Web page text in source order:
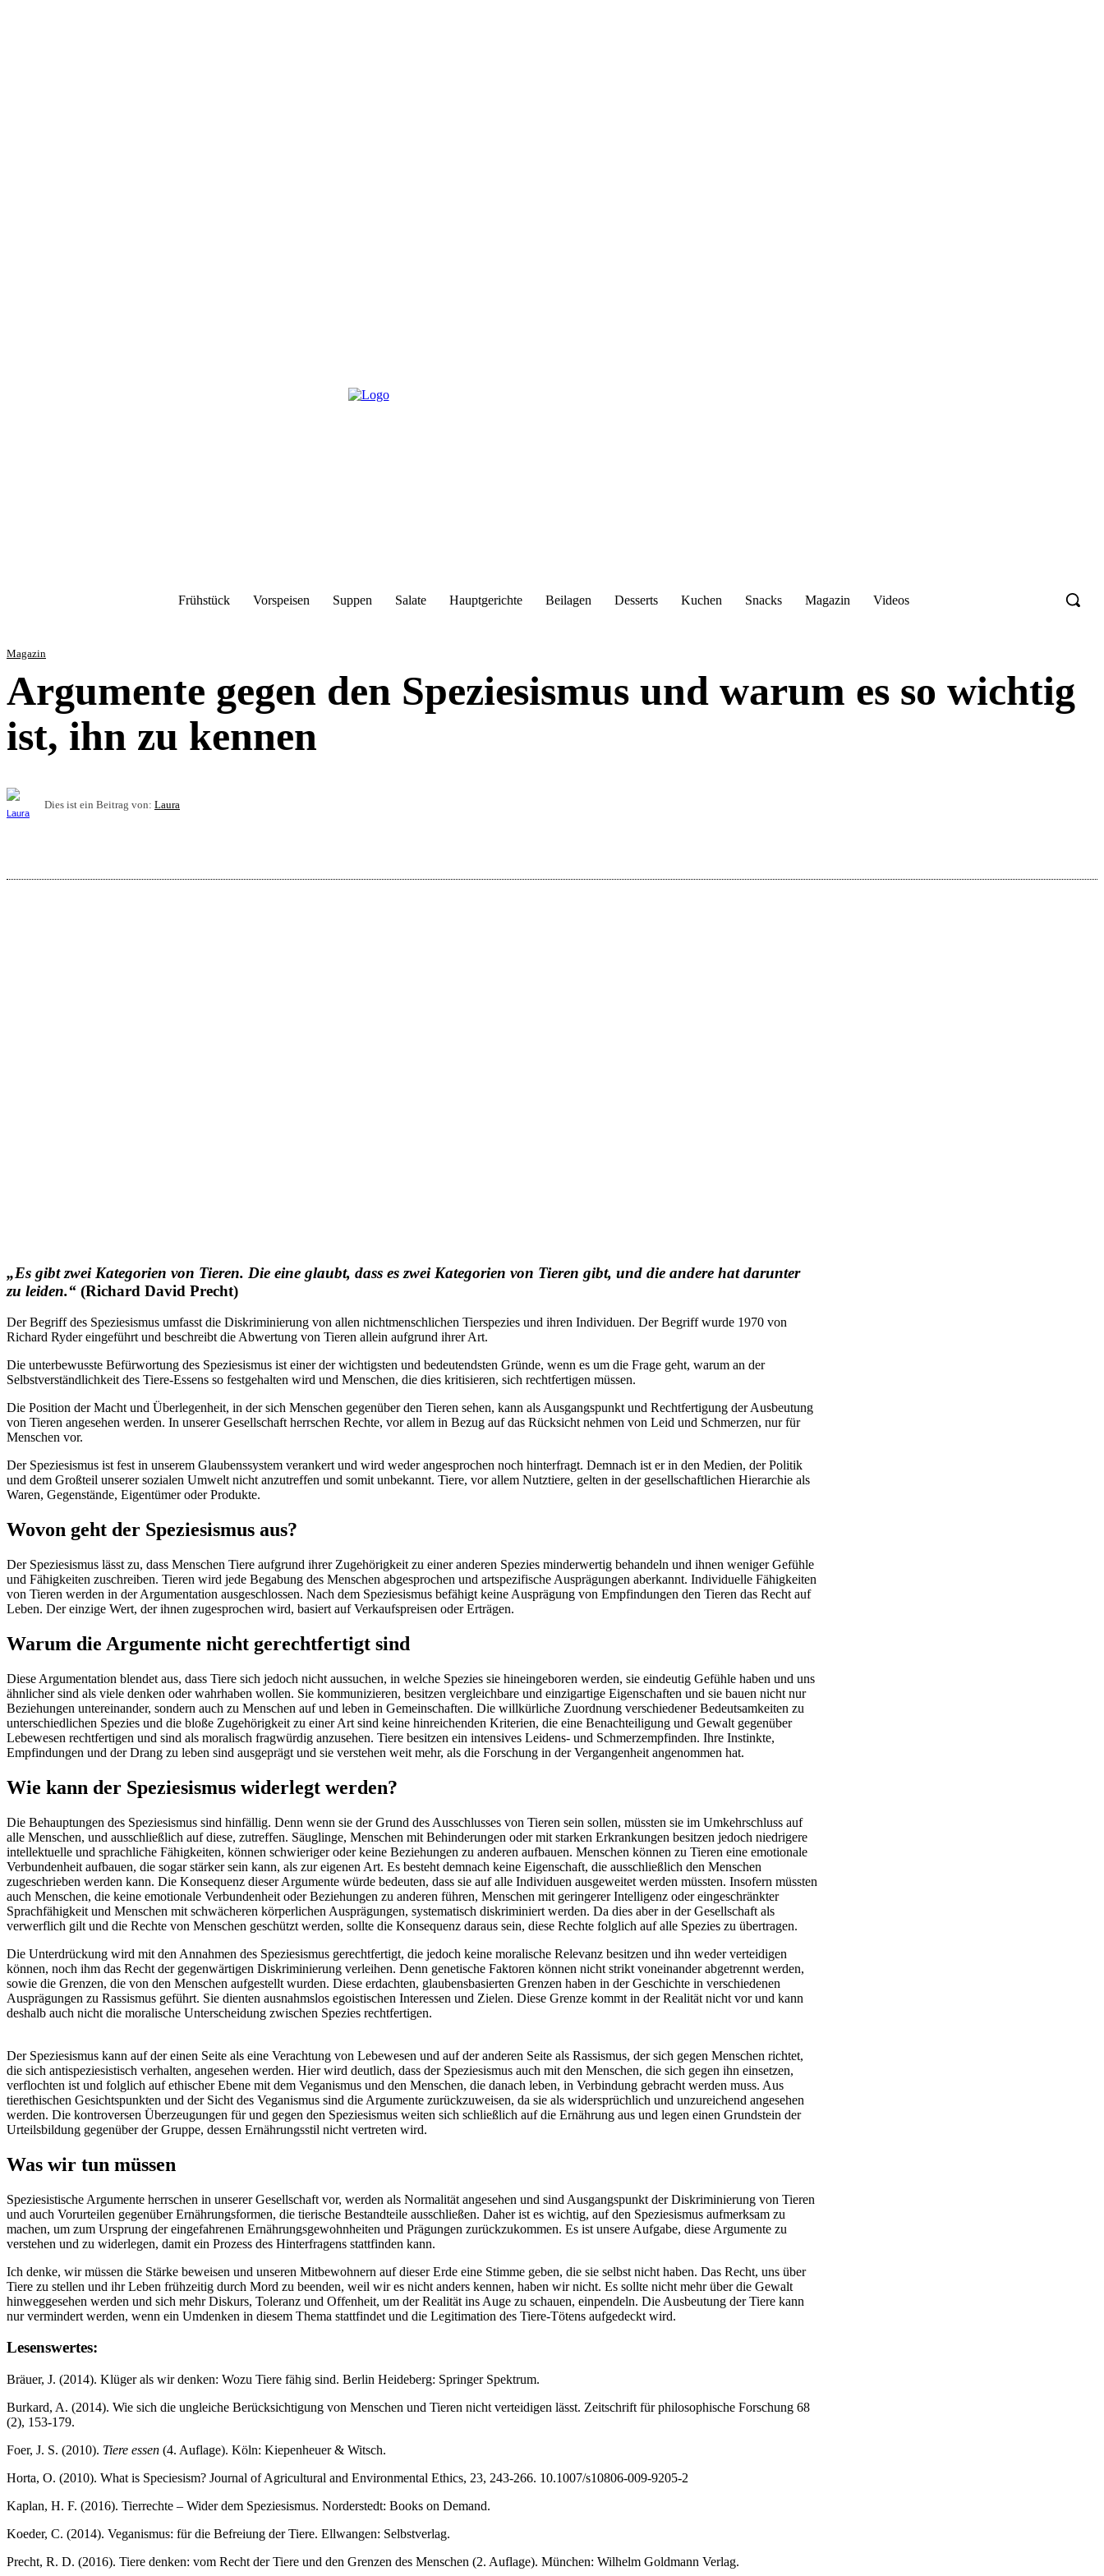
Frühstück Vorspeisen Suppen Salate Hauptgerichte Beilagen Desserts Kuchen Snacks Magazin Videos
Magazin
Argumente gegen den Speziesismus und warum es so wichtig
ist, ihn zu kennen
Dies ist ein Beitrag von: Laura
„Es gibt zwei Kategorien von Tieren. Die eine glaubt, dass es zwei Kategorien von Tieren gibt, und die andere hat darunter
zu leiden.“ (Richard David Precht)
Der Begriff des Speziesismus umfasst die Diskriminierung von allen nichtmenschlichen Tierspezies und ihren Individuen. Der Begriff wurde 1970 von
Richard Ryder eingeführt und beschreibt die Abwertung von Tieren allein aufgrund ihrer Art.
Die unterbewusste Befürwortung des Speziesismus ist einer der wichtigsten und bedeutendsten Gründe, wenn es um die Frage geht, warum an der
Selbstverständlichkeit des Tiere-Essens so festgehalten wird und Menschen, die dies kritisieren, sich rechtfertigen müssen.
Die Position der Macht und Überlegenheit, in der sich Menschen gegenüber den Tieren sehen, kann als Ausgangspunkt und Rechtfertigung der Ausbeutung
von Tieren angesehen werden. In unserer Gesellschaft herrschen Rechte, vor allem in Bezug auf das Rücksicht nehmen von Leid und Schmerzen, nur für
Menschen vor.
Der Speziesismus ist fest in unserem Glaubenssystem verankert und wird weder angesprochen noch hinterfragt. Demnach ist er in den Medien, der Politik
und dem Großteil unserer sozialen Umwelt nicht anzutreffen und somit unbekannt. Tiere, vor allem Nutztiere, gelten in der gesellschaftlichen Hierarchie als
Waren, Gegenstände, Eigentümer oder Produkte.
Wovon geht der Speziesismus aus?
Der Speziesismus lässt zu, dass Menschen Tiere aufgrund ihrer Zugehörigkeit zu einer anderen Spezies minderwertig behandeln und ihnen weniger Gefühle
und Fähigkeiten zuschreiben. Tieren wird jede Begabung des Menschen abgesprochen und artspezifische Ausprägungen aberkannt. Individuelle Fähigkeiten
von Tieren werden in der Argumentation ausgeschlossen. Nach dem Speziesismus befähigt keine Ausprägung von Empfindungen den Tieren das Recht auf
Leben. Der einzige Wert, der ihnen zugesprochen wird, basiert auf Verkaufspreisen oder Erträgen.
Warum die Argumente nicht gerechtfertigt sind
Diese Argumentation blendet aus, dass Tiere sich jedoch nicht aussuchen, in welche Spezies sie hineingeboren werden, sie eindeutig Gefühle haben und uns
ähnlicher sind als viele denken oder wahrhaben wollen. Sie kommunizieren, besitzen vergleichbare und einzigartige Eigenschaften und sie bauen nicht nur
Beziehungen untereinander, sondern auch zu Menschen auf und leben in Gemeinschaften. Die willkürliche Zuordnung verschiedener Bedeutsamkeiten zu
unterschiedlichen Spezies und die bloße Zugehörigkeit zu einer Art sind keine hinreichenden Kriterien, die eine Benachteiligung und Gewalt gegenüber
Lebewesen rechtfertigen und sind als moralisch fragwürdig anzusehen. Tiere besitzen ein intensives Leidens- und Schmerzempfinden. Ihre Instinkte,
Empfindungen und der Drang zu leben sind ausgeprägt und sie verstehen weit mehr, als die Forschung in der Vergangenheit angenommen hat.
Wie kann der Speziesismus widerlegt werden?
Die Behauptungen des Speziesismus sind hinfällig. Denn wenn sie der Grund des Ausschlusses von Tieren sein sollen, müssten sie im Umkehrschluss auf
alle Menschen, und ausschließlich auf diese, zutreffen. Säuglinge, Menschen mit Behinderungen oder mit starken Erkrankungen besitzen jedoch niedrigere
intellektuelle und sprachliche Fähigkeiten, können schwieriger oder keine Beziehungen zu anderen aufbauen. Menschen können zu Tieren eine emotionale
Verbundenheit aufbauen, die sogar stärker sein kann, als zur eigenen Art. Es besteht demnach keine Eigenschaft, die ausschließlich den Menschen
zugeschrieben werden kann. Die Konsequenz dieser Argumente würde bedeuten, dass sie auf alle Individuen ausgeweitet werden müssten. Insofern müssten
auch Menschen, die keine emotionale Verbundenheit oder Beziehungen zu anderen führen, Menschen mit geringerer Intelligenz oder eingeschränkter
Sprachfähigkeit und Menschen mit schwächeren körperlichen Ausprägungen, systematisch diskriminiert werden. Da dies aber in der Gesellschaft als
verwerflich gilt und die Rechte von Menschen geschützt werden, sollte die Konsequenz daraus sein, diese Rechte folglich auf alle Spezies zu übertragen.
Die Unterdrückung wird mit den Annahmen des Speziesismus gerechtfertigt, die jedoch keine moralische Relevanz besitzen und ihn weder verteidigen
können, noch ihm das Recht der gegenwärtigen Diskriminierung verleihen. Denn genetische Faktoren können nicht strikt voneinander abgetrennt werden,
sowie die Grenzen, die von den Menschen aufgestellt wurden. Diese erdachten, glaubensbasierten Grenzen haben in der Geschichte in verschiedenen
Ausprägungen zu Rassismus geführt. Sie dienten ausnahmslos egoistischen Interessen und Zielen. Diese Grenze kommt in der Realität nicht vor und kann
deshalb auch nicht die moralische Unterscheidung zwischen Spezies rechtfertigen.
Der Speziesismus kann auf der einen Seite als eine Verachtung von Lebewesen und auf der anderen Seite als Rassismus, der sich gegen Menschen richtet,
die sich antispeziesistisch verhalten, angesehen werden. Hier wird deutlich, dass der Speziesismus auch mit den Menschen, die sich gegen ihn einsetzen,
verflochten ist und folglich auf ethischer Ebene mit dem Veganismus und den Menschen, die danach leben, in Verbindung gebracht werden muss. Aus
tierethischen Gesichtspunkten und der Sicht des Veganismus sind die Argumente zurückzuweisen, da sie als widersprüchlich und unzureichend angesehen
werden. Die kontroversen Überzeugungen für und gegen den Speziesismus weiten sich schließlich auf die Ernährung aus und legen einen Grundstein der
Urteilsbildung gegenüber der Gruppe, dessen Ernährungsstil nicht vertreten wird.
Was wir tun müssen
Speziesistische Argumente herrschen in unserer Gesellschaft vor, werden als Normalität angesehen und sind Ausgangspunkt der Diskriminierung von Tieren
und auch Vorurteilen gegenüber Ernährungsformen, die tierische Bestandteile ausschließen. Daher ist es wichtig, auf den Speziesismus aufmerksam zu
machen, um zum Ursprung der eingefahrenen Ernährungsgewohnheiten und Prägungen zurückzukommen. Es ist unsere Aufgabe, diese Argumente zu
verstehen und zu widerlegen, damit ein Prozess des Hinterfragens stattfinden kann.
Ich denke, wir müssen die Stärke beweisen und unseren Mitbewohnern auf dieser Erde eine Stimme geben, die sie selbst nicht haben. Das Recht, uns über
Tiere zu stellen und ihr Leben frühzeitig durch Mord zu beenden, weil wir es nicht anders kennen, haben wir nicht. Es sollte nicht mehr über die Gewalt
hinweggesehen werden und sich mehr Diskurs, Toleranz und Offenheit, um der Realität ins Auge zu schauen, einpendeln. Die Ausbeutung der Tiere kann
nur vermindert werden, wenn ein Umdenken in diesem Thema stattfindet und die Legitimation des Tiere-Tötens aufgedeckt wird.
Lesenswertes:
Bräuer, J. (2014). Klüger als wir denken: Wozu Tiere fähig sind. Berlin Heideberg: Springer Spektrum.
Burkard, A. (2014). Wie sich die ungleiche Berücksichtigung von Menschen und Tieren nicht verteidigen lässt. Zeitschrift für philosophische Forschung 68
(2), 153-179.
Foer, J. S. (2010). Tiere essen (4. Auflage). Köln: Kiepenheuer & Witsch.
Horta, O. (2010). What is Speciesism? Journal of Agricultural and Environmental Ethics, 23, 243-266. 10.1007/s10806-009-9205-2
Kaplan, H. F. (2016). Tierrechte – Wider dem Speziesismus. Norderstedt: Books on Demand.
Koeder, C. (2014). Veganismus: für die Befreiung der Tiere. Ellwangen: Selbstverlag.
Precht, R. D. (2016). Tiere denken: vom Recht der Tiere und den Grenzen des Menschen (2. Auflage). München: Wilhelm Goldmann Verlag.